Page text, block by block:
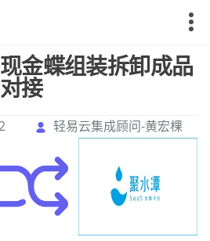
金蝶组装拆卸成品
接
轻易云集成顾问-黄宏棵